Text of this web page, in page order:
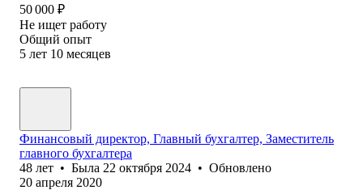
50 000 ₽
Не ищет работу
Общий опыт
5 лет 10 месяцев
Финансовый директор, Главный бухгалтер, Заместитель
главного бухгалтера
48 лет • Была 22 октября 2024 • Обновлено
20 апреля 2020